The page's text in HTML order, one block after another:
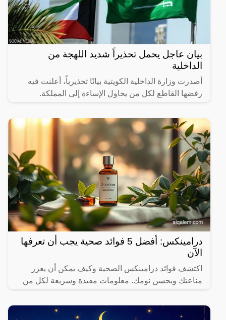
بيان عاجل يحمل تحذيراً شديد اللهجة من
الداخلية
أصدرت وزارة الداخلية الكويتية بيانًا تحذيرياً، أعلنت فيه
رفضها القاطع لكل من يحاول الإساءة إلى المملكة.
درامينكس: أفضل 5 فوائد صحية يجب أن تعرفها
الآن
اكتشف فوائد درامينكس الصحية وكيف يمكن أن يعزز
مناعتك ويحسن نومك. معلومات مفيدة وسريعة لكل من